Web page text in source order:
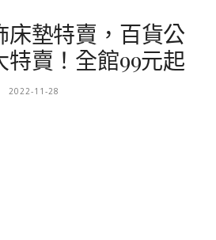
床墊特賣，百貨公
特賣！全館99元起
2022-11-28